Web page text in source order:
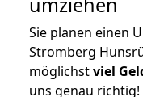
Sie planen einen
Stromberg
möglichstviel
uns genau